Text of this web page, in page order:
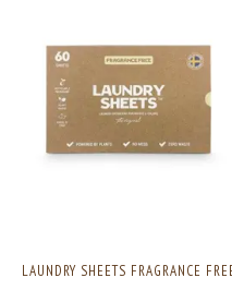
NUPO ONE MEAL BAR BROWNIE
1STK.
LAUNDRY SHEETS FRAGRANCE